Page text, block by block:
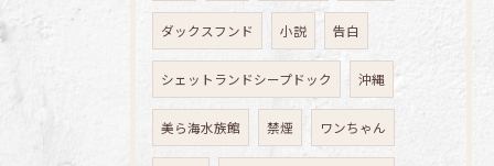
ダックスフンド 小説 告白
シェットランドシープドック 沖縄
美ら海水族館 禁煙 ワンちゃん